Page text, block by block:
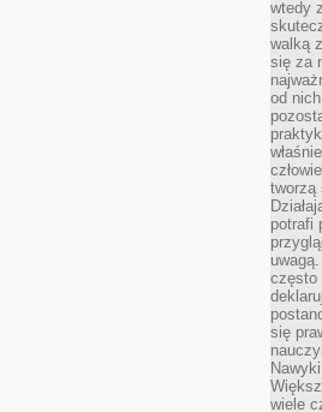
wtedy
walką
się za
od
tworzą
potrafi
często
się
wiele